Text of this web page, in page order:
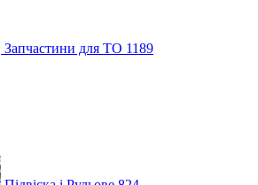
Запчастини для ТО 1189